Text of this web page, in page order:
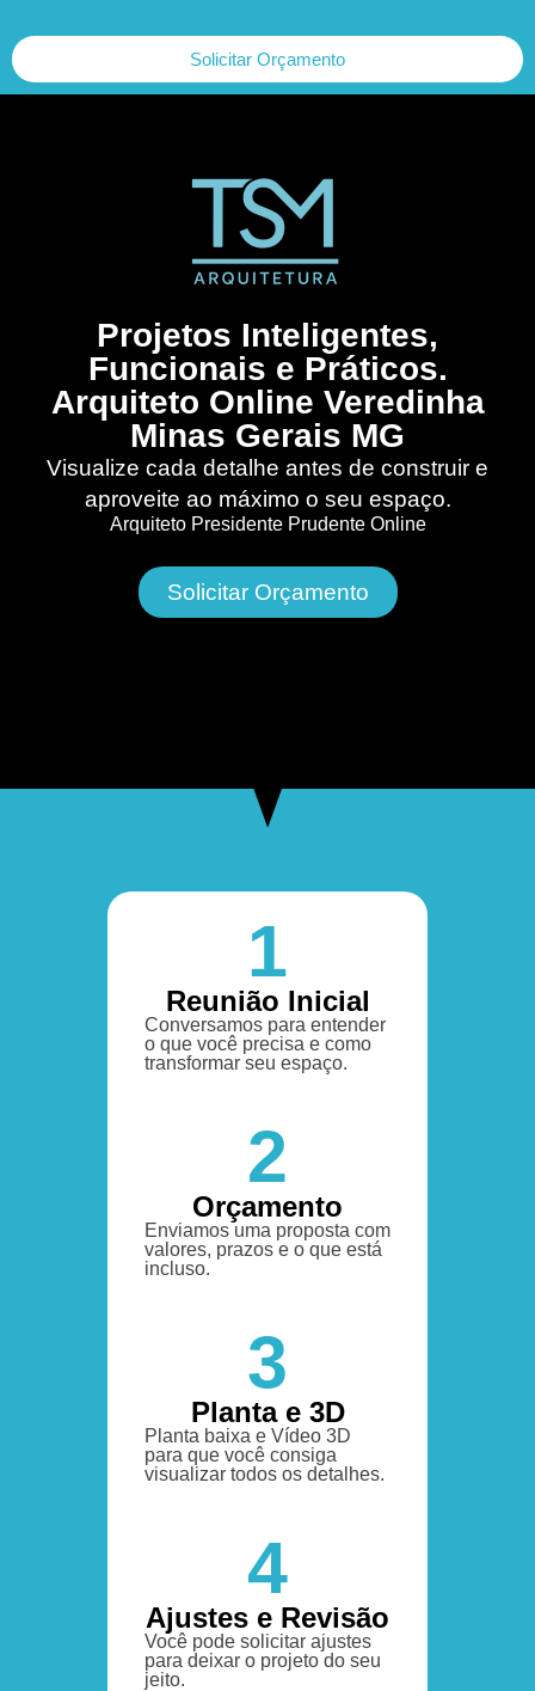
Solicitar Orçamento
Projetos Inteligentes,
Funcionais e Práticos.
Arquiteto Online Veredinha
Minas Gerais MG
Visualize cada detalhe antes de construir e
aproveite ao máximo o seu espaço.
Arquiteto Presidente Prudente Online
Solicitar Orçamento
1
Reunião Inicial
Conversamos para entender
o que você precisa e como
transformar seu espaço.
2
Orçamento
Enviamos uma proposta com
valores, prazos e o que está
incluso.
3
Planta e 3D
Planta baixa e Vídeo 3D
para que você consiga
visualizar todos os detalhes.
4
Ajustes e Revisão
Você pode solicitar ajustes
para deixar o projeto do seu
jeito.